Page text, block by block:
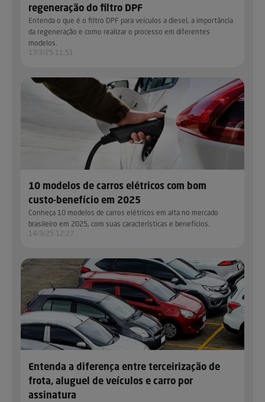
regeneração do filtro DPF
Entenda o que é o filtro DPF para veículos a diesel, a importância
da regeneração e como realizar o processo em diferentes
modelos.
17/3/25 11:51
10 modelos de carros elétricos com bom
custo-benefício em 2025
Conheça 10 modelos de carros elétricos em alta no mercado
brasileiro em 2025, com suas características e benefícios.
14/3/25 12:27
Entenda a diferença entre terceirização de
frota, aluguel de veículos e carro por
assinatura